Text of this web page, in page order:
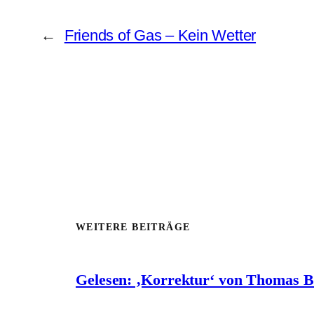
← Friends of Gas – Kein Wetter
WEITERE BEITRÄGE
Gelesen: ‚Korrektur‘ von Thomas